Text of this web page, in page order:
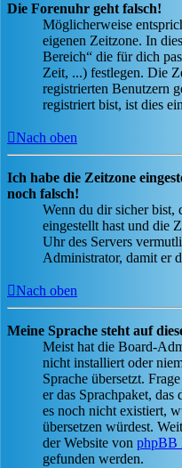
Die Forenuhr geht falsch!
Möglicherweise
eigenen Zeitzone. In
Bereich“ die für dich
Zeit, ...) festlegen. Die
registrierten Benutzern
registriert bist, ist dies
Nach oben
Ich habe die Zeitzone
noch falsch!
Wenn du dir sicher bist,
eingestellt hast und die
Uhr des Servers
Administrator, damit er
Nach oben
Meine Sprache steht auf
Meist hat die Board-
nicht installiert oder
Sprache übersetzt.
er das Sprachpaket,
es noch nicht existiert,
übersetzen würdest.
der Website von phpBB
gefunden werden.